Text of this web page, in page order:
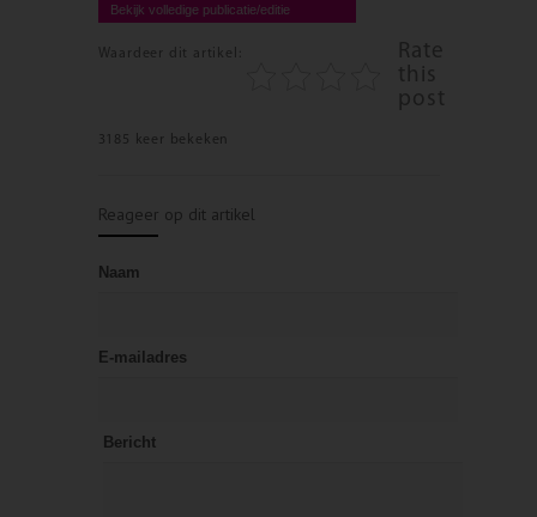
Bekijk volledige publicatie/editie
Waardeer dit artikel:
Rate
this
post
3185 keer bekeken
Reageer op dit artikel
Naam
E-mailadres
Bericht